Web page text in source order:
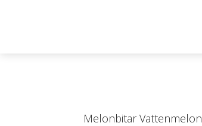
Melonbitar Vattenmelon